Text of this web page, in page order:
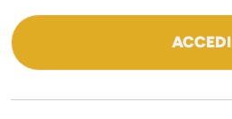
ACCEDI